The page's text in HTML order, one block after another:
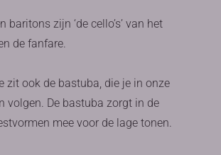
baritons zijn ‘de cello’s’ van het
de fanfare.
zit ook de bastuba, die je in onze
volgen. De bastuba zorgt in de
mee voor de lage tonen.